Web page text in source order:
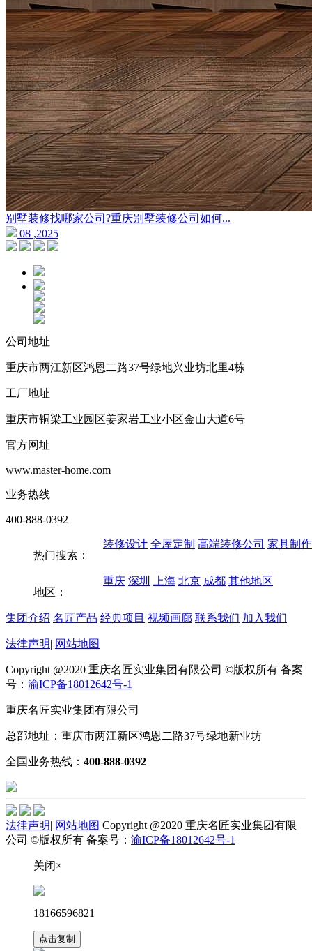
别墅装修找哪家公司?重庆别墅装修公司如何...
08 ,2025
公司地址
重庆市两江新区鸿恩二路37号绿地兴业坊北里4栋
工厂地址
重庆市铜梁工业园区姜家岩工业小区金山大道6号
官方网址
www.master-home.com
业务热线
400-888-0392
热门搜索：
装修设计 全屋定制 高端装修公司 家具制
地区：
重庆 深圳 上海 北京 成都 其他地区
集团介绍 名匠产品 经典项目 视频画廊 联系我们 加入我们
法律声明| 网站地图
Copyright @2020 重庆名匠实业集团有限公司 ©版权所有 备案
号： 渝ICP备18012642号-1
重庆名匠实业集团有限公司
总部地址：重庆市两江新区鸿恩二路37号绿地新业坊
全国业务热线： 400-888-0392
法律声明| 网站地图 Copyright @2020 重庆名匠实业集团有限
公司 ©版权所有 备案号： 渝ICP备18012642号-1
关闭×
18166596821
点击复制